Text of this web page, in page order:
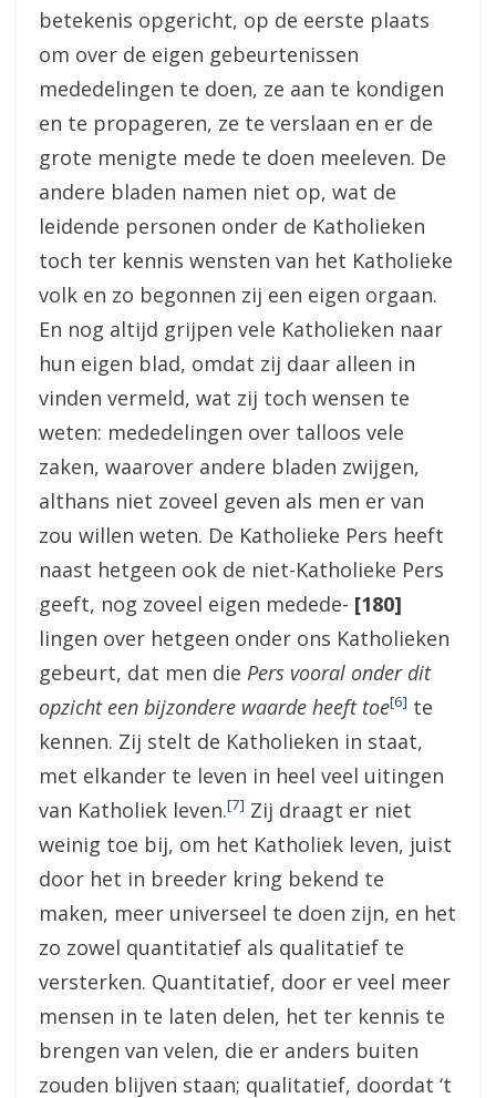
betekenis opgericht, op de eerste plaats
om over de eigen gebeurtenissen
mededelingen te doen, ze aan te kondigen
en te propageren, ze te verslaan en er de
grote menigte mede te doen meeleven. De
andere bladen namen niet op, wat de
leidende personen onder de Katholieken
toch ter kennis wensten van het Katholieke
volk en zo begonnen zij een eigen orgaan.
En nog altijd grijpen vele Katholieken naar
hun eigen blad, omdat zij daar alleen in
vinden vermeld, wat zij toch wensen te
weten: mededelingen over talloos vele
zaken, waarover andere bladen zwijgen,
althans niet zoveel geven als men er van
zou willen weten. De Katholieke Pers heeft
naast hetgeen ook de niet-Katholieke Pers
geeft, nog zoveel eigen medede- [180]
lingen over hetgeen onder ons Katholieken
gebeurt, dat men die Pers vooral onder dit
opzicht een bijzondere waarde heeft toe[6] te
kennen. Zij stelt de Katholieken in staat,
met elkander te leven in heel veel uitingen
van Katholiek leven.[7] Zij draagt er niet
weinig toe bij, om het Katholiek leven, juist
door het in breeder kring bekend te
maken, meer universeel te doen zijn, en het
zo zowel quantitatief als qualitatief te
versterken. Quantitatief, door er veel meer
mensen in te laten delen, het ter kennis te
brengen van velen, die er anders buiten
zouden blijven staan; qualitatief, doordat ‘t